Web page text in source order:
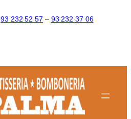
93 232 52 57 – 93 232 37 06